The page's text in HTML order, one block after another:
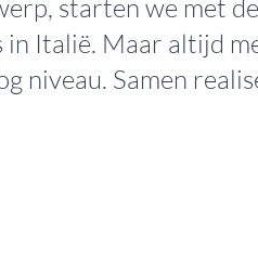
starten we met
in Italië. Maar altijd
niveau. Samen